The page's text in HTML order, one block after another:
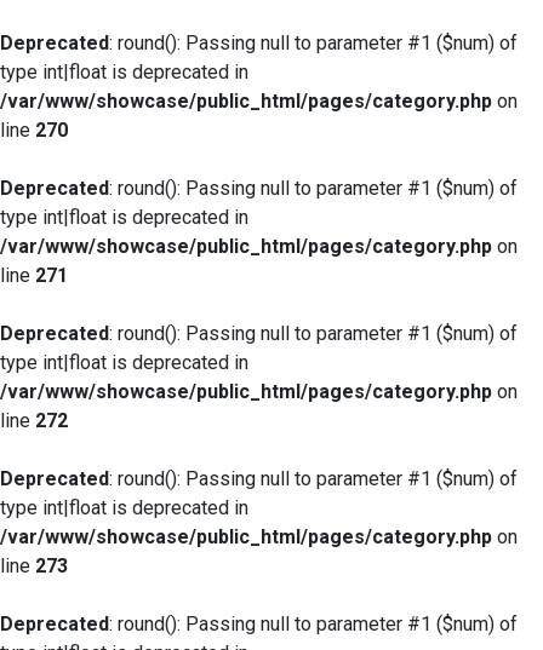
Deprecated: round(): Passing null to parameter #1 ($num) of
type int|float is deprecated in
/var/www/showcase/public_html/pages/category.php on
line 270
Deprecated: round(): Passing null to parameter #1 ($num) of
type int|float is deprecated in
/var/www/showcase/public_html/pages/category.php on
line 271
Deprecated: round(): Passing null to parameter #1 ($num) of
type int|float is deprecated in
/var/www/showcase/public_html/pages/category.php on
line 272
Deprecated: round(): Passing null to parameter #1 ($num) of
type int|float is deprecated in
/var/www/showcase/public_html/pages/category.php on
line 273
Deprecated: round(): Passing null to parameter #1 ($num) of